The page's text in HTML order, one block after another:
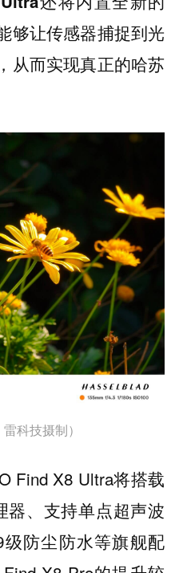
够让传感器捕捉到光
从而实现真正的哈苏
科技摄制）
Find X8 Ultra将搭载
器、支持单点超声波
防尘防水等旗舰配